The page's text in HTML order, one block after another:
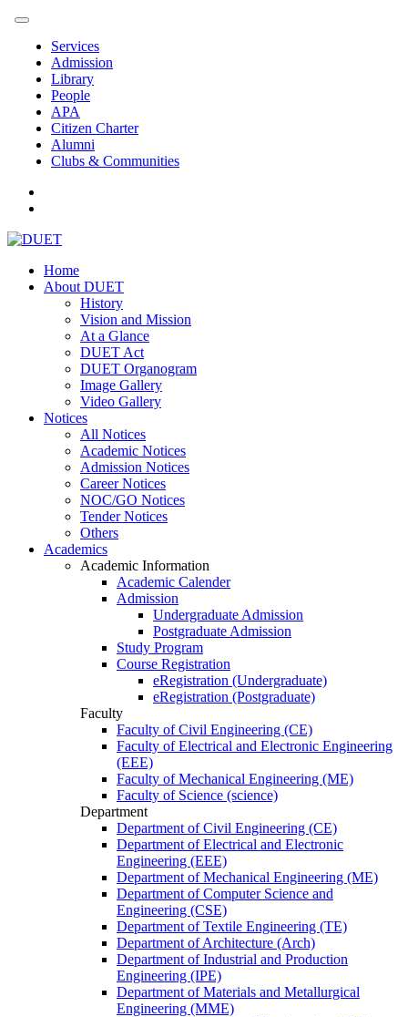
Services
Admission
Library
People
APA
Citizen Charter
Alumni
Clubs & Communities
Home
About DUET
History
Vision and Mission
At a Glance
DUET Act
DUET Organogram
Image Gallery
Video Gallery
Notices
All Notices
Academic Notices
Admission Notices
Career Notices
NOC/GO Notices
Tender Notices
Others
Academics
Academic Information
Academic Calender
Admission
Undergraduate Admission
Postgraduate Admission
Study Program
Course Registration
eRegistration (Undergraduate)
eRegistration (Postgraduate)
Faculty
Faculty of Civil Engineering (CE)
Faculty of Electrical and Electronic Engineering
(EEE)
Faculty of Mechanical Engineering (ME)
Faculty of Science (science)
Department
Department of Civil Engineering (CE)
Department of Electrical and Electronic
Engineering (EEE)
Department of Mechanical Engineering (ME)
Department of Computer Science and
Engineering (CSE)
Department of Textile Engineering (TE)
Department of Architecture (Arch)
Department of Industrial and Production
Engineering (IPE)
Department of Materials and Metallurgical
Engineering (MME)